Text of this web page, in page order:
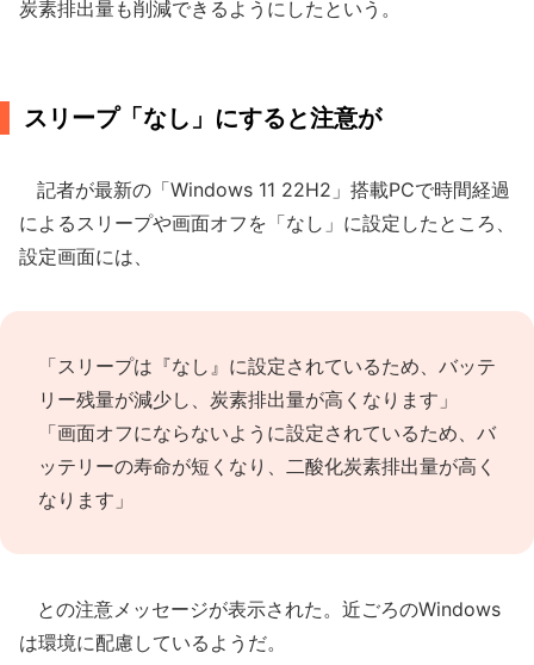
炭素排出量も削減できるようにしたという。
スリープ「なし」にすると注意が
記者が最新の「Windows 11 22H2」搭載PCで時間経過
によるスリープや画面オフを「なし」に設定したところ、
設定画面には、
「スリープは『なし』に設定されているため、バッテ
リー残量が減少し、炭素排出量が高くなります」
「画面オフにならないように設定されているため、バ
ッテリーの寿命が短くなり、二酸化炭素排出量が高く
なります」
との注意メッセージが表示された。近ごろのWindows
は環境に配慮しているようだ。